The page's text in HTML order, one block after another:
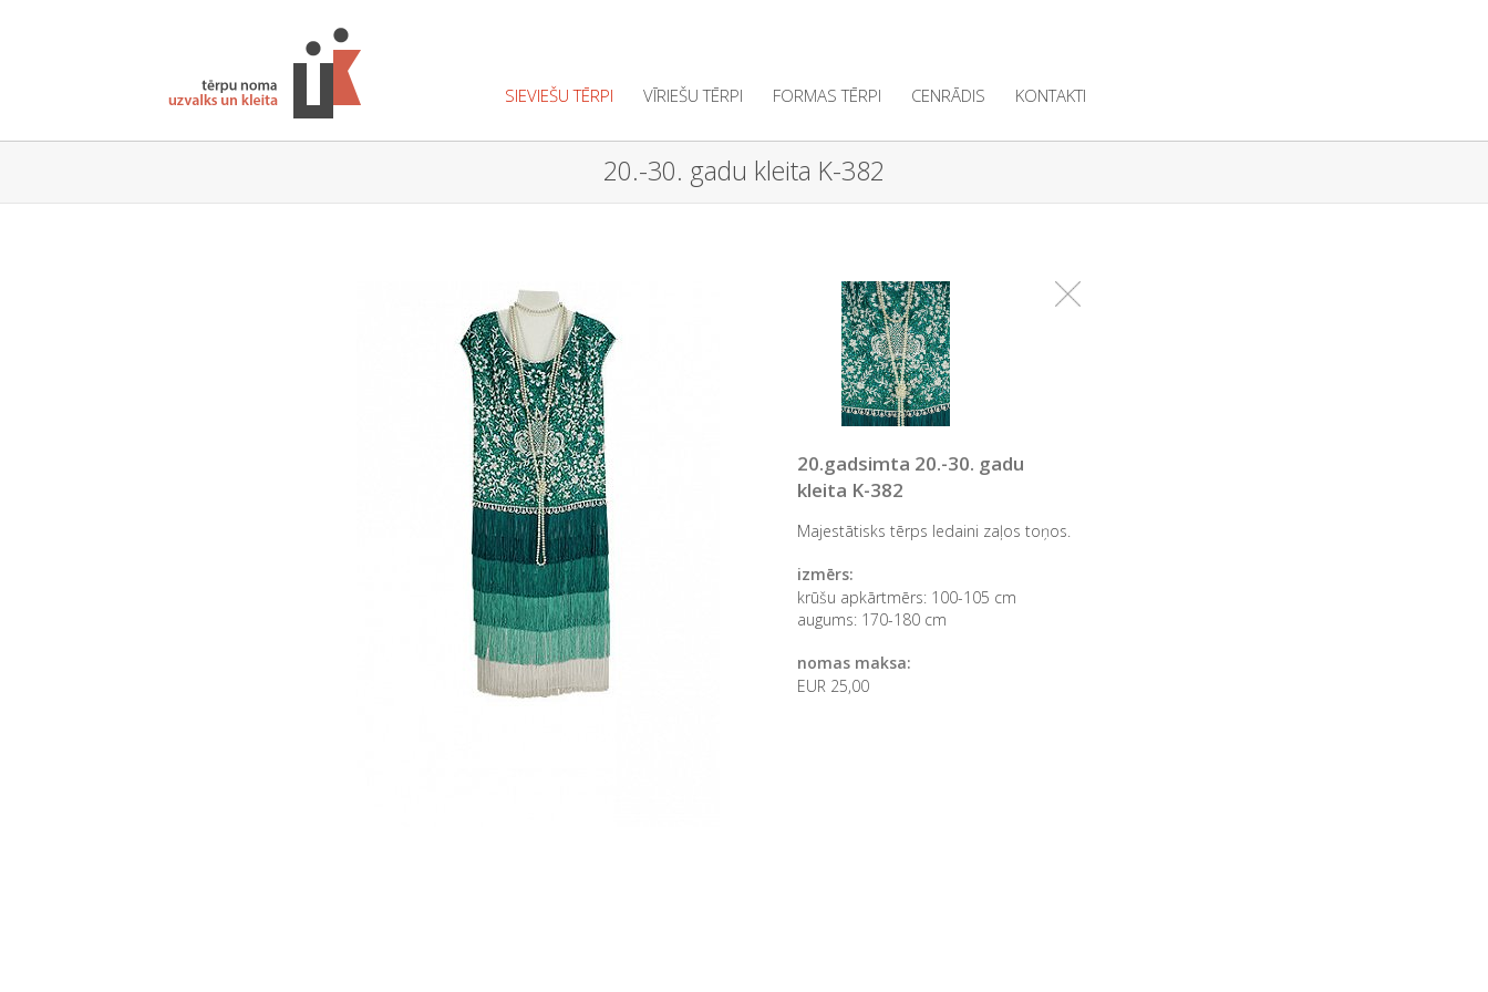
SIEVIEŠU TĒRPI VĪRIEŠU TĒRPI FORMAS TĒRPI CENRĀDIS KONTAKTI
20.-30. gadu kleita K-382
20.gadsimta 20.-30. gadu
kleita K-382
Majestātisks tērps ledaini zaļos toņos.
izmērs:
krūšu apkārtmērs: 100-105 cm
augums: 170-180 cm
nomas maksa:
EUR 25,00